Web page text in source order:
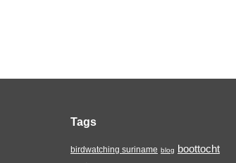
Tags
birdwatching suriname blog
boottocht